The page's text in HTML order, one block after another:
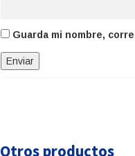
Guarda mi nombre,
Otros productos